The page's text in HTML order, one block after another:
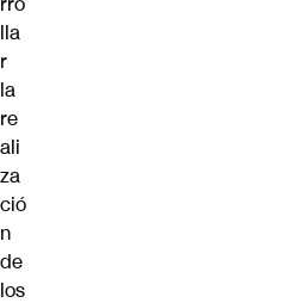
lla
r
la
re
ali
za
ció
n
de
los